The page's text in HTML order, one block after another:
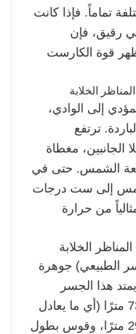
تماماً. فإذا كانت
رقيق، فإن
قوة الكارست
إلى الوادي،
ترتفع
الجانبين، مغطاة
الشمس. حتى في
إلى ست درجات
من حرارة
الطبيعي) جوهرة
هذا الجسر
الحجري فوق الوادي، بارتفاع 73 مترًا (أي ما يعادل
مبنى من 24 طابقًا!)، وعرض 29 مترًا، وقوس بطول